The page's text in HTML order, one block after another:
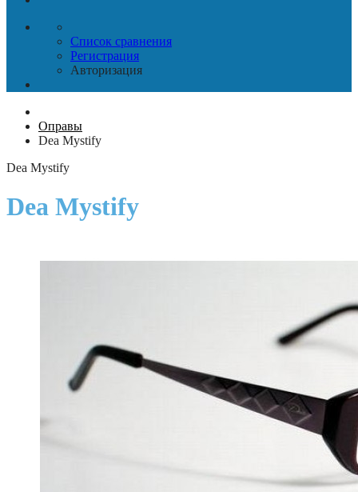
Список сравнения
Регистрация
Авторизация
Оправы
Dea Mystify
Dea Mystify
Dea Mystify